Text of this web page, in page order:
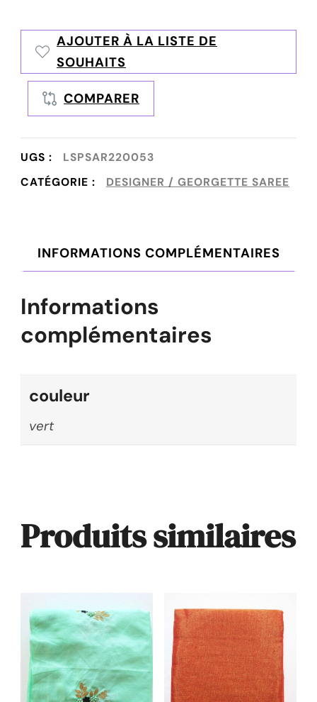
AJOUTER À LA LISTE DE
SOUHAITS
COMPARER
UGS :
LSPSAR220053
CATÉGORIE :
DESIGNER / GEORGETTE SAREE
INFORMATIONS COMPLÉMENTAIRES
Informations
complémentaires
couleur
vert
Produits similaires